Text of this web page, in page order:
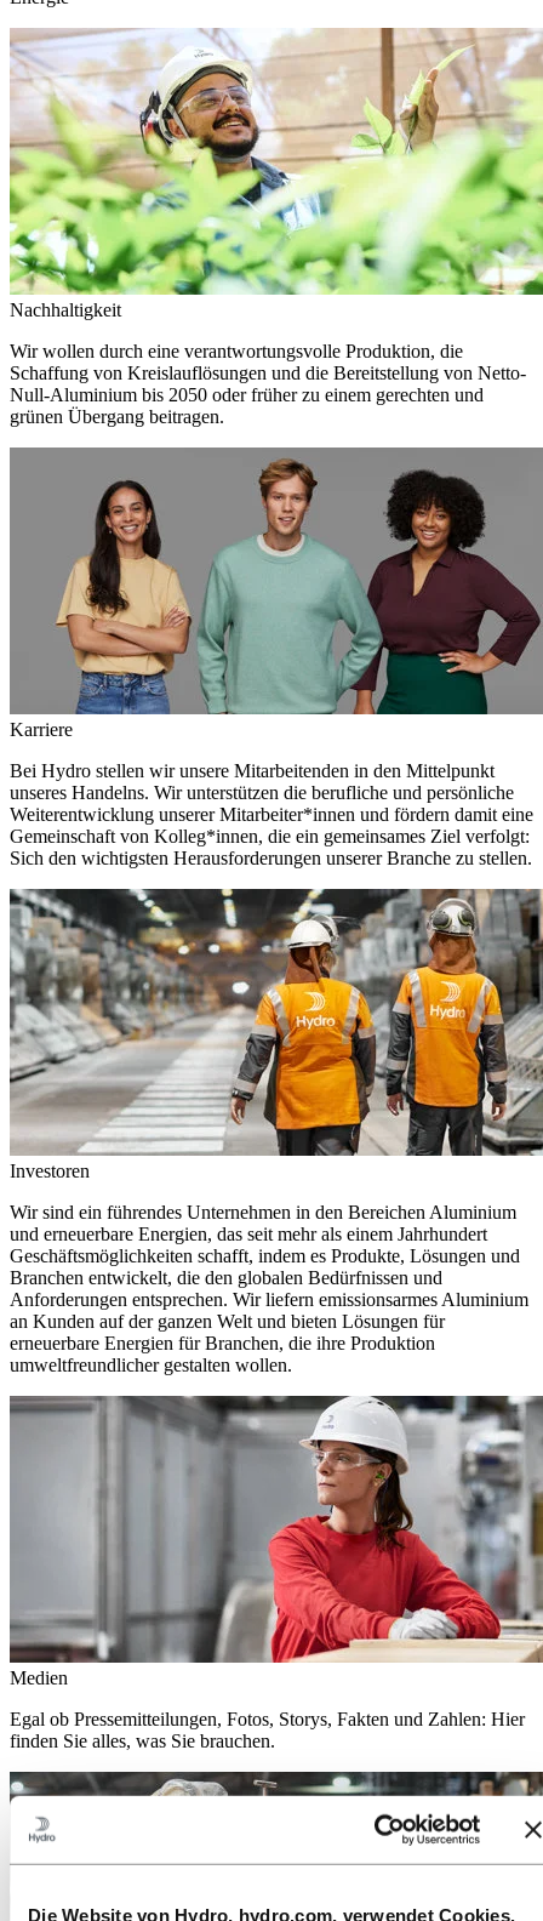
Die Website von Hydro, hydro.com, verwendet Cookies.
Nachhaltigkeit
Wir wollen durch eine verantwortungsvolle Produktion, die
Schaffung von Kreislauflösungen und die Bereitstellung von Netto-
Null-Aluminium bis 2050 oder früher zu einem gerechten und
grünen Übergang beitragen.
Karriere
Bei Hydro stellen wir unsere Mitarbeitenden in den Mittelpunkt
unseres Handelns. Wir unterstützen die berufliche und persönliche
Weiterentwicklung unserer Mitarbeiter*innen und fördern damit eine
Gemeinschaft von Kolleg*innen, die ein gemeinsames Ziel verfolgt:
Sich den wichtigsten Herausforderungen unserer Branche zu stellen.
Investoren
Wir sind ein führendes Unternehmen in den Bereichen Aluminium
und erneuerbare Energien, das seit mehr als einem Jahrhundert
Geschäftsmöglichkeiten schafft, indem es Produkte, Lösungen und
Branchen entwickelt, die den globalen Bedürfnissen und
Anforderungen entsprechen. Wir liefern emissionsarmes Aluminium
an Kunden auf der ganzen Welt und bieten Lösungen für
erneuerbare Energien für Branchen, die ihre Produktion
umweltfreundlicher gestalten wollen.
Medien
Egal ob Pressemitteilungen, Fotos, Storys, Fakten und Zahlen: Hier
finden Sie alles, was Sie brauchen.